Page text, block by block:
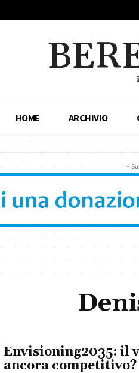
HOME ARCHIVIO
-
Envisioning2035: il
ancora competitivo?